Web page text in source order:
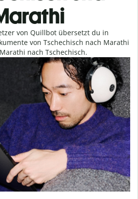
von Quillbot übersetzt du in
von Tschechisch nach Marathi
nach Tschechisch.